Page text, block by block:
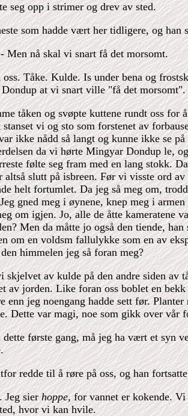
seg opp i strimer og drev av sted.
som hadde vært her tidligere, og han
Men nå skal vi snart få det morsomt.
Tåke. Kulde. Is under bena og
at vi snart ville "få det morsomt".
tåken og svøpte kuttene rundt oss for
vi og sto som forstenet av
ikke nådd så langt og kunne ikke se
da vi hørte Mingyar Dondup le,
følte seg fram med en lang stokk.
altså slutt på isbreen. Før vi visste ord
helt fortumlet. Da jeg så meg om,
gned meg i øynene, knep meg i
om igjen. Jo, alle de åtte kameratene
Men da måtte jo også den tiende,
om en voldsm fallulykke som en av
himmelen jeg så foran meg?
skjelvet av kulde på den andre siden av
av jorden. Like foran oss boblet en
enn jeg noengang hadde sett før.
Dette var magi, noe som gikk over vår
første gang, må jeg ha vært et syn
redde til å røre på oss, og han
Jeg sierhoppe,for vannet er kokende.
hvor vi kan hvile.